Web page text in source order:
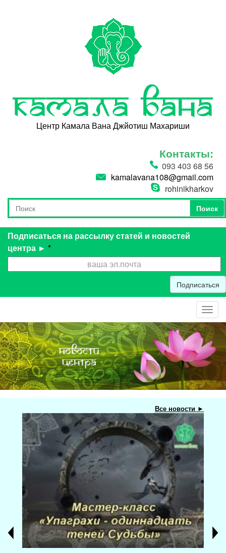
Камала Вана
Центр Камала Вана Джйотиш Махариши
Контакты:
093 403 68 56
kamalavana108@gmail.com
rohinikharkov
Форма поиска
Поиск
Поиск
Подписаться на рассылку статей и новостей
центра ► *
Подписаться
Все новости ►